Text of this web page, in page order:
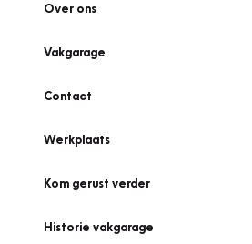
Over ons
Vakgarage
Contact
Werkplaats
Kom gerust verder
Historie vakgarage